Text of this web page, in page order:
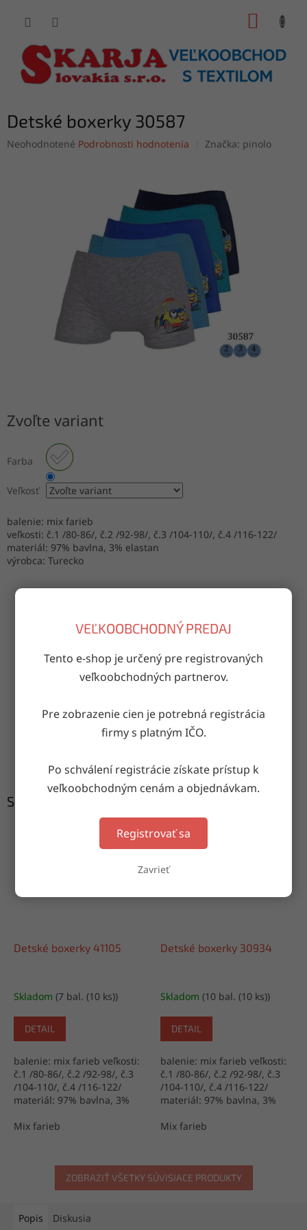
VEĽKOOBCHODNÝ PREDAJ
Tento e-shop je určený pre registrovaných
veľkoobchodných partnerov.
Pre zobrazenie cien je potrebná registrácia
firmy s platným IČO.
Po schválení registrácie získate prístup k
veľkoobchodným cenám a objednávkam.
Registrovať sa
Zavrieť
Detské boxerky 30587
Priemerné
Neohodnotené Podrobnosti hodnotenia Značka: pinolo
Zvoľte variant
Farba
Veľkosť
balenie: mix farieb
veľkosti: č.1 /80-86/, č.2 /92-98/, č.3 /104-110/, č.4 /116-122/
materiál: 97% bavlna, 3% elastan
výrobca: Turecko
ZDIEĽAŤ
Doručenie do druhého dňa
Súvisiaci tovar
Detské boxerky 41105
Skladom (7 bal. (10 ks))
DETAIL
balenie: mix farieb veľkosti:
č.1 /80-86/, č.2 /92-98/, č.3
/104-110/, č.4 /116-122/
materiál: 97% bavlna, 3%
Mix farieb
Detské boxerky 30934
Skladom (10 bal. (10 ks))
DETAIL
balenie: mix farieb veľkosti:
č.1 /80-86/, č.2 /92-98/, č.3
/104-110/, č.4 /116-122/
materiál: 97% bavlna, 3%
Mix farieb
ZOBRAZIŤ VŠETKY SÚVISIACE PRODUKTY
Popis Diskusia